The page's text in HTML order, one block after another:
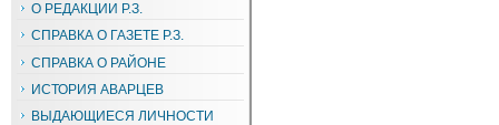
О РЕДАКЦИИ Р.З.
СПРАВКА О ГАЗЕТЕ Р.З.
СПРАВКА О РАЙОНЕ
ИСТОРИЯ АВАРЦЕВ
ВЫДАЮЩИЕСЯ ЛИЧНОСТИ